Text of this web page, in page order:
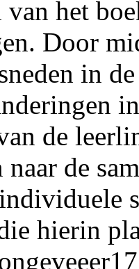
van het
Door
in
de
de
hierin